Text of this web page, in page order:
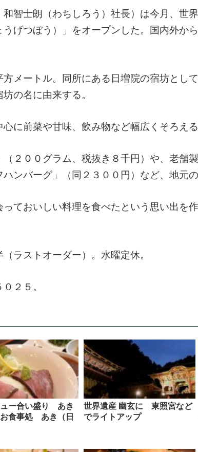
智士朗（わちしろう）社長）は今月、世
げつぼう）」をオープンした。国内外か
メートル。同所にある日増院の宿坊とし
の名に由来する。
に前菜や甘味、飲み物など幅広くそろえる
２００グラム、税抜き８千円）や、老舗
ンバーグ」（同２３００円）など、地元
ておいしい料理を食べたという思い出を
ラストオーダー）。水曜定休。
２５。
ー合い盛り あき
食事処 あき（日
世界遺産 幽玄に 東照宮など
でライトアップ